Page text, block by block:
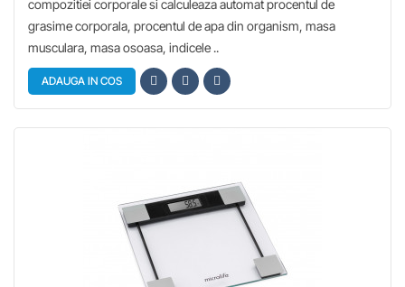
compozitiei corporale si calculeaza automat procentul de
grasime corporala, procentul de apa din organism, masa
musculara, masa osoasa, indicele ..
ADAUGA IN COS